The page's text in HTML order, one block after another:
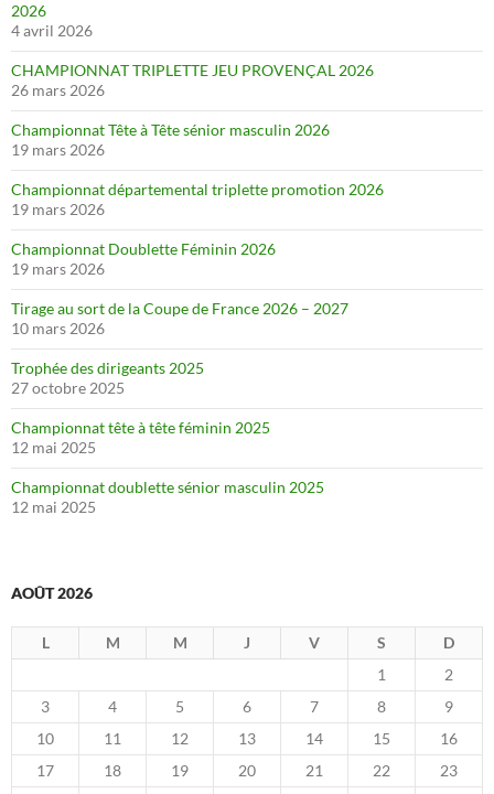
2026
4 avril 2026
CHAMPIONNAT TRIPLETTE JEU PROVENÇAL 2026
26 mars 2026
Championnat Tête à Tête sénior masculin 2026
19 mars 2026
Championnat départemental triplette promotion 2026
19 mars 2026
Championnat Doublette Féminin 2026
19 mars 2026
Tirage au sort de la Coupe de France 2026 – 2027
10 mars 2026
Trophée des dirigeants 2025
27 octobre 2025
Championnat tête à tête féminin 2025
12 mai 2025
Championnat doublette sénior masculin 2025
12 mai 2025
AOÛT 2026
L M M J V S
D
1
2
3
4 5 6 7 8
9
10
11 12 13 14 15
16
17
18 19 20 21 22
23